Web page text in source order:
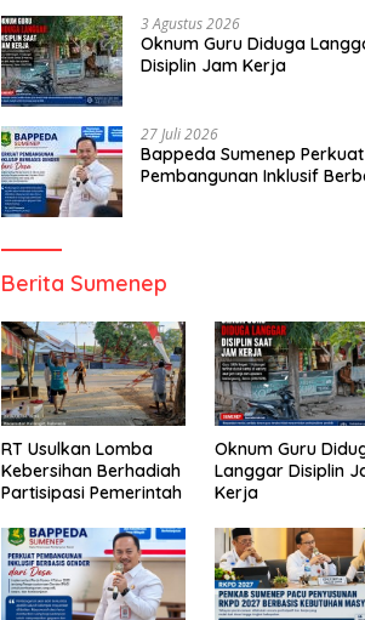
3 Agustus 2026
Oknum Guru Diduga
Disiplin Jam Kerja
27 Juli 2026
Bappeda Sumenep Perkuat
Pembangunan Inklusif
Berita Sumenep
RT Usulkan Lomba
Kebersihan Berhadiah
Partisipasi Pemerintah
Oknum Guru
Langgar Disiplin
Kerja